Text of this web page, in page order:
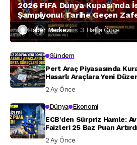
2026 FIFA Dünya Kupası’nda
Şampiyonu! Tarihe Geçen
Haber Merkezi 3 Hafta Önce
Gündem
Pert Araç Piyasasında
Hasarlı Araçlara Yeni
2 Ay Önce
Dünya Ekonomi
ECB’den Sürpriz Hamle:
Faizleri 25 Baz Puan
2 Ay Önce